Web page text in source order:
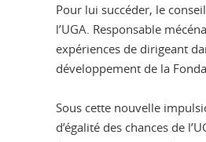
Pour lui succéder, le
l’UGA. Responsable
expériences de dirigeant
développement de la
Sous cette nouvelle
d’égalité des chances de